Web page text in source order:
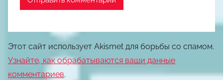
Этот сайт использует Akismet для борьбы со спамом.
Узнайте, как обрабатываются ваши данные
комментариев.